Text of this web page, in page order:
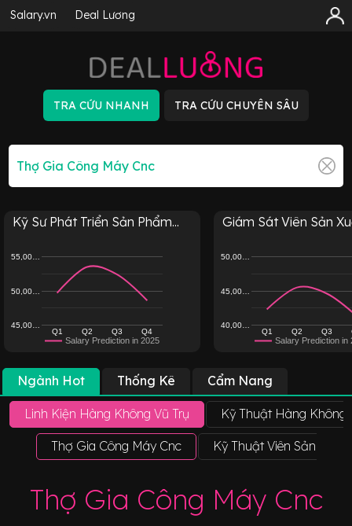
Salary.vn Deal Lương
Kỹ Sư Phát Triển Sản Phẩm...
Salary Prediction in 2025
Q1 Q2 Q3 Q4
45,00…
50,00…
55,00…
Giám Sát Viên Sản
Salary Prediction in
Q1 Q2 Q3
40,00…
45,00…
50,00…
Ngành Hot Thống Kê Cẩm Nang
Linh Kiện Hàng Không Vũ Trụ Kỹ Thuật Hàng Không
Thợ Gia Công Máy Cnc Kỹ Thuật Viên Sản Xuất
Thợ Gia Công Máy Cnc